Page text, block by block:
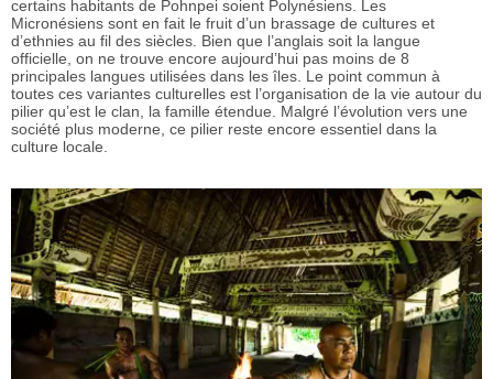
certains habitants de Pohnpei soient Polynésiens. Les
Micronésiens sont en fait le fruit d’un brassage de cultures et
d’ethnies au fil des siècles. Bien que l’anglais soit la langue
officielle, on ne trouve encore aujourd’hui pas moins de 8
principales langues utilisées dans les îles. Le point commun à
toutes ces variantes culturelles est l’organisation de la vie autour du
pilier qu’est le clan, la famille étendue. Malgré l’évolution vers une
société plus moderne, ce pilier reste encore essentiel dans la
culture locale.